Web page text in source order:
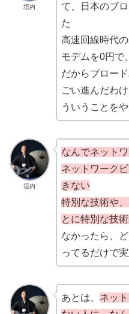
垣内
て、日本のブ
た
高速回線時代
モデムを0円で
だからブロー
ごい進んだわ
ういうことを
垣内
なんでネット
ネットワーク
きない
特別な技術や
とに特別な技
なかったら、
ってるだけで
あとは、 ネッ